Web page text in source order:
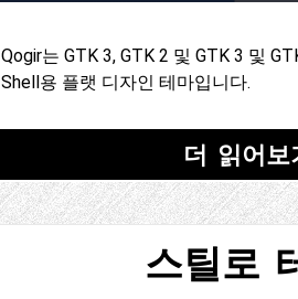
Qogir는 GTK 3, GTK 2 및 GTK 3 및
Shell용 플랫 디자인 테마입니다.
더 읽어보
스틸로